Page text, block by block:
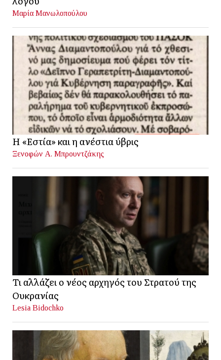
Μαρία Μανωλοπούλου
Η «Εστία» και η ανέστια ύβρις
Ξενοφών Α. Μπρουντζάκης
Τι αλλάζει ο νέος αρχηγός του Στρατού της
Ουκρανίας
Lesia Bidochko